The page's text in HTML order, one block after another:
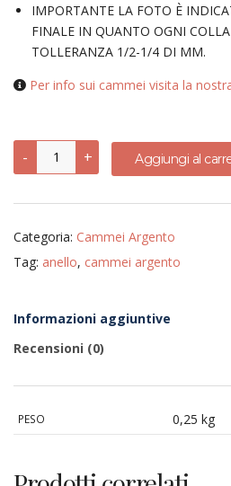
IMPORTANTE LA FOTO È
FINALE IN QUANTO OGNI
TOLLERANZA 1/2-1/4 DI MM.
Per info sui cammei visita la
-
Anello
regolabile
con
argento
quantità
+ Aggiungi al
Categoria: Cammei Argento
Tag: anello, cammei argento
Informazioni aggiuntive
Recensioni (0)
PESO 0,25 kg